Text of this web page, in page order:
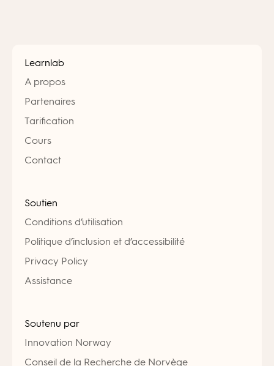
Learnlab
A propos
Partenaires
Tarification
Cours
Contact
Soutien
Conditions d’utilisation
Politique d’inclusion et d’accessibilité
Privacy Policy
Assistance
Soutenu par
Innovation Norway
Conseil de la Recherche de Norvège